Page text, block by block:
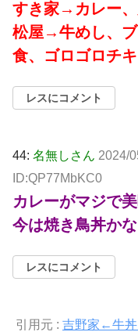
すき家→カレー
松屋→牛めし、
食、ゴロゴロチ
レスにコメント
44: 名無しさん 2024/
ID:QP77MbKC0
カレーがマジで
今は焼き鳥丼かな
レスにコメント
引用元 : 吉野家←牛